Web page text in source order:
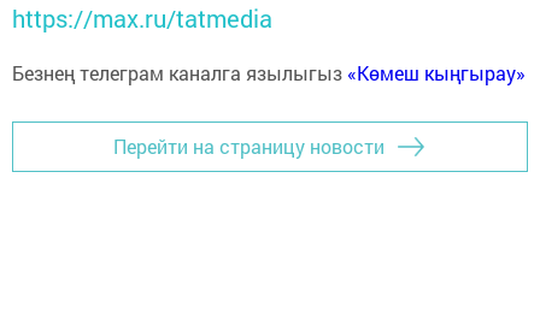
https://max.ru/tatmedia
Безнең телеграм каналга язылыгыз «Көмеш кыңгырау»
Перейти на страницу новости